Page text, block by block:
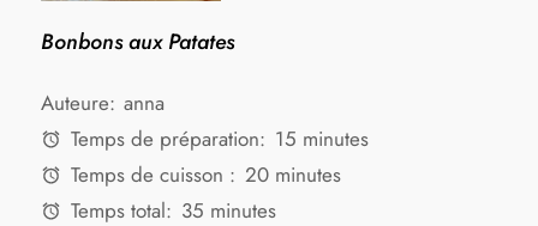
Bonbons aux Patates
Auteure: anna
Temps de préparation: 15 minutes
Temps de cuisson : 20 minutes
Temps total: 35 minutes